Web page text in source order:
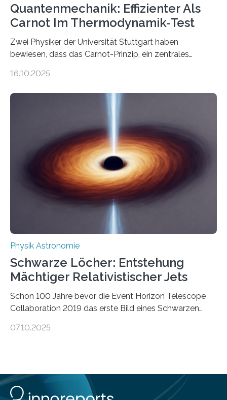
Quantenmechanik: Effizienter Als
Carnot Im Thermodynamik-Test
Zwei Physiker der Universität Stuttgart haben
bewiesen, dass das Carnot-Prinzip, ein zentrales
Größenordnung von Atomen gilt, deren physikalische
Quantenmotoren voranbringen. Das
Wissenschaftsjournal Science Advances veröffentlichte
die Herleitung. (DOI: 10.1126/sciadv.adw8462)
Verbrennungsmotoren oder Dampfturbinen sind
Wärmekraftmaschinen: Sie wandeln thermische
Energie in mechanische Bewegung um – oder anders
ausgedrückt, Wärme in Bewegung. In
quantenmechanischen Experimenten ist es in den…
16.10.2025
Physik Astronomie
Schwarze Löcher: Entstehung
Mächtiger Relativistischer Jets
Schon 100 Jahre bevor die Event Horizon Telescope
Collaboration 2019 das erste Bild eines Schwarzen
hatte der Astronom Heber Curtis einen seltsamen
werden auch von anderen Schwarzen Löchern
ausgeschickt. Theoretische Astrophysiker der Goethe-
07.10.2025